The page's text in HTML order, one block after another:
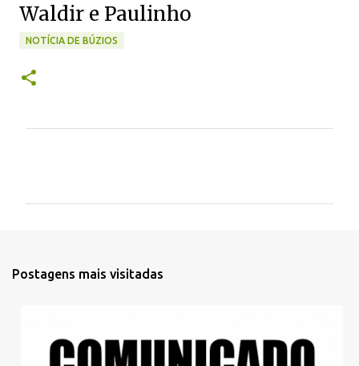
Waldir e Paulinho
NOTÍCIA DE BÚZIOS
Postagens mais visitadas